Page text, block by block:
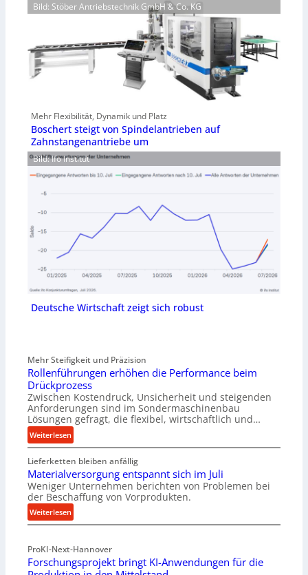
Bild: Stöber Antriebstechnik GmbH & Co. KG
Mehr Flexibilität, Dynamik und Platz
Boschert steigt von Spindelantrieben auf
Zahnstangenantriebe um
Bild: Ifo Institut
Deutsche Wirtschaft zeigt sich robust
Mehr Steifigkeit und Präzision
Rollenführungen erhöhen die Performance beim
Drückprozess
Zwischen Kostendruck, Unsicherheit und steigenden
Anforderungen sind im Sondermaschinenbau
Lösungen gefragt, die flexibel, wirtschaftlich und…
Weiterlesen:
R
o
l
l
e
n
f
h
r
Lieferketten bleiben anfällig
Materialversorgung entspannt sich im Juli
Weniger Unternehmen berichten von Problemen bei
der Beschaffung von Vorprodukten.
Weiterlesen:
M
t
e
ProKI-Next-Hannover
Forschungsprojekt bringt KI-Anwendungen für die